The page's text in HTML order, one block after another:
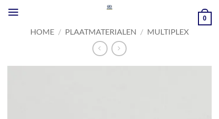
naar
0
HOME / PLAATMATERIALEN / MULTIPLEX